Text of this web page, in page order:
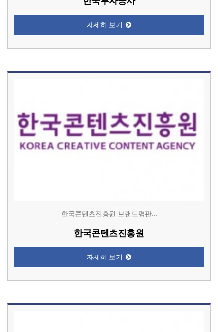
자세히 보기
한국콘텐츠진흥원 브랜드평판…
한국콘텐츠진흥원
자세히 보기